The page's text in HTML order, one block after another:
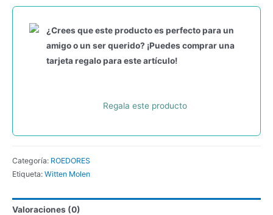
¿Crees que este producto es perfecto para un
amigo o un ser querido? ¡Puedes comprar una
tarjeta regalo para este artículo!
Regala este producto
Categoría: ROEDORES
Etiqueta: Witten Molen
Valoraciones (0)